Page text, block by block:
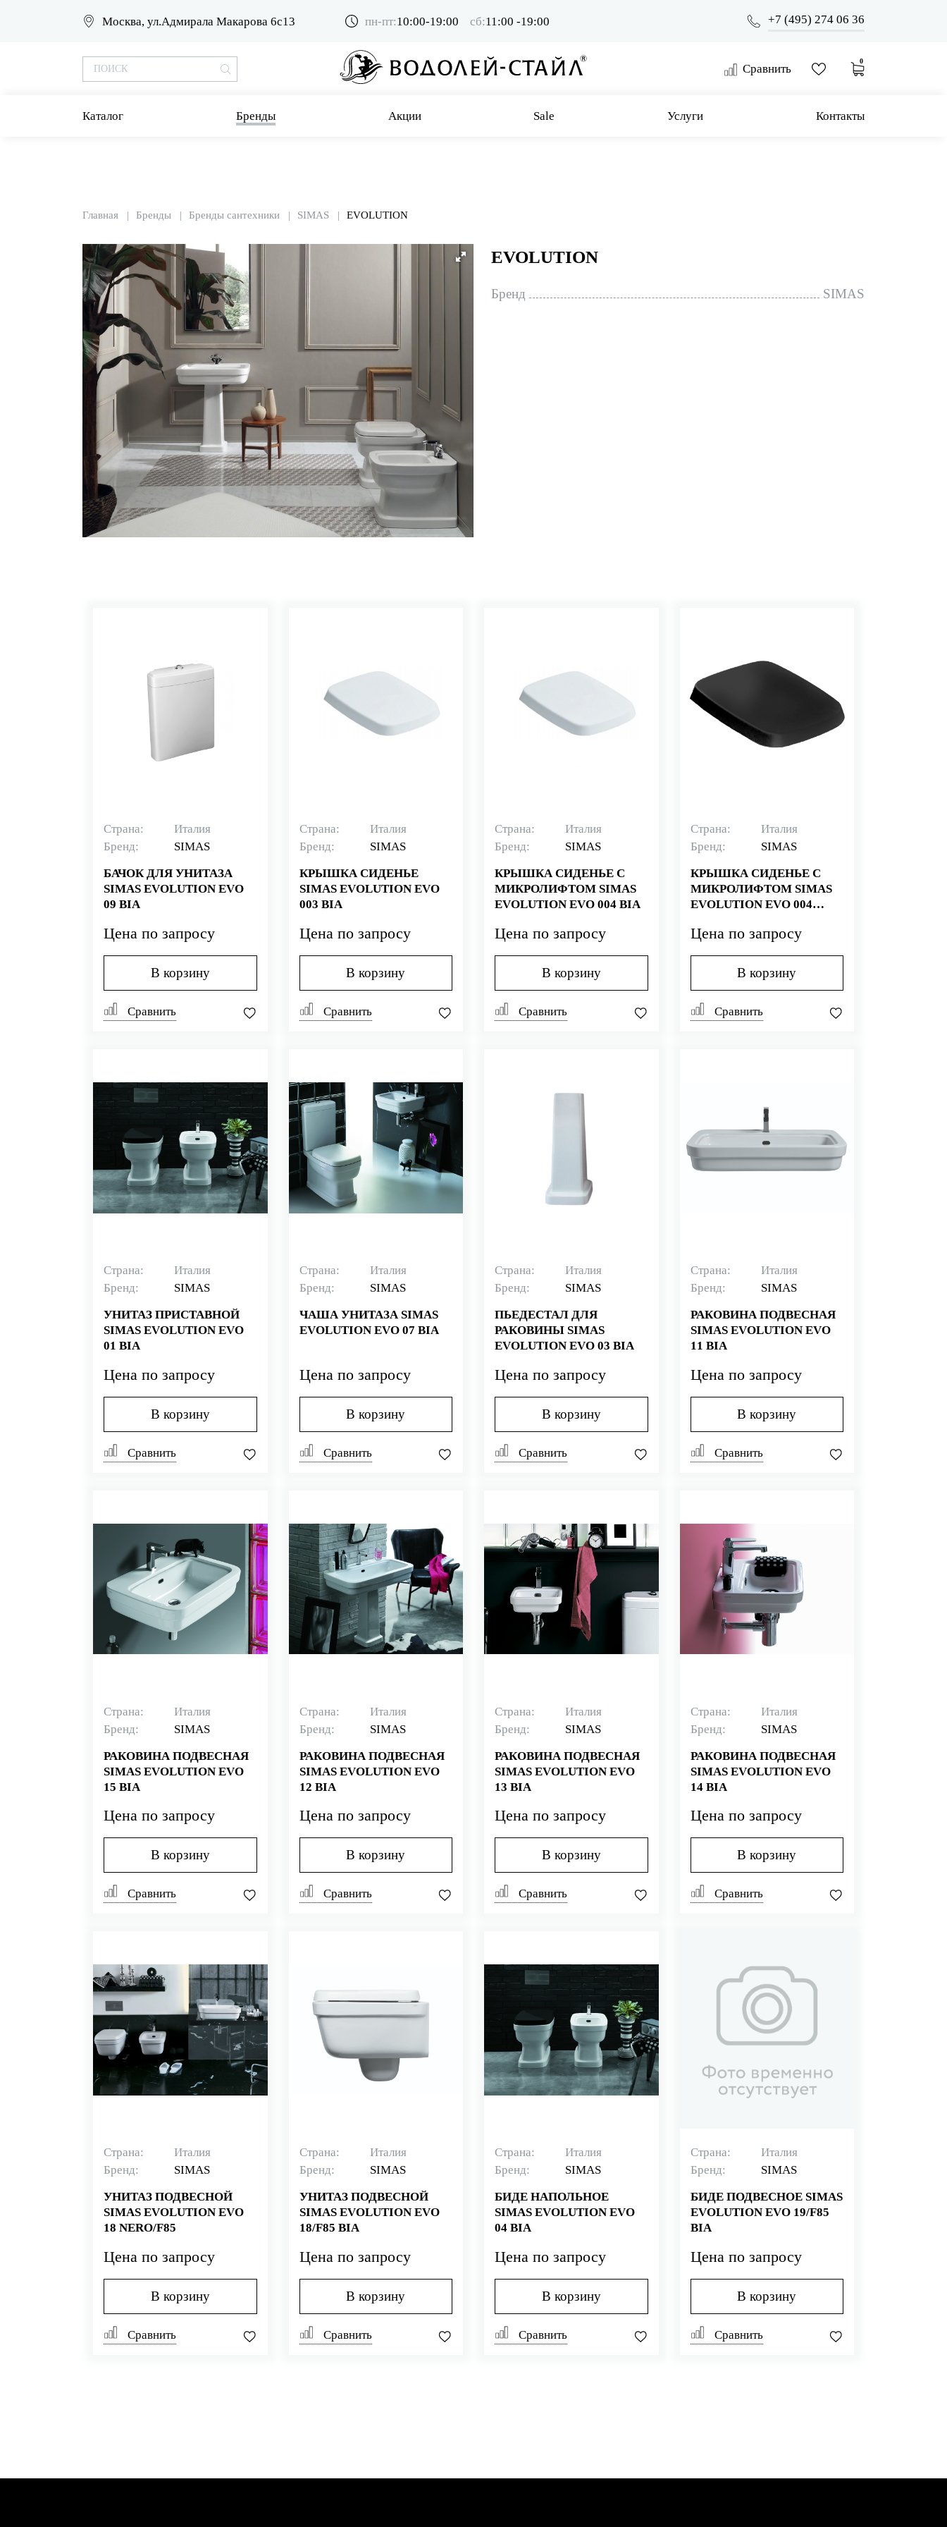
Москва, ул.Адмирала Макарова 6с13 пн-пт:10:00-19:00 сб:11:00 -19:00 +7 (495) 274 06 36
Сравнить
0
Каталог Бренды Акции Sale Услуги Контакты
Главная Бренды Бренды сантехники SIMAS EVOLUTION
EVOLUTION
Бренд SIMAS
Страна:
Италия
Бренд:
SIMAS
БАЧОК ДЛЯ УНИТАЗА
SIMAS EVOLUTION EVO
09 BIA
Цена по запросу
В корзину
Сравнить
Страна:
Италия
Бренд:
SIMAS
КРЫШКА СИДЕНЬЕ
SIMAS EVOLUTION EVO
003 BIA
Цена по запросу
В корзину
Сравнить
Страна:
Италия
Бренд:
SIMAS
КРЫШКА СИДЕНЬЕ С
МИКРОЛИФТОМ SIMAS
EVOLUTION EVO 004 BIA
Цена по запросу
В корзину
Сравнить
Страна:
Италия
Бренд:
SIMAS
КРЫШКА СИДЕНЬЕ С
МИКРОЛИФТОМ SIMAS
EVOLUTION EVO 004
Цена по запросу
В корзину
Сравнить
Страна:
Италия
Бренд:
SIMAS
УНИТАЗ ПРИСТАВНОЙ
SIMAS EVOLUTION EVO
01 BIA
Цена по запросу
В корзину
Сравнить
Страна:
Италия
Бренд:
SIMAS
ЧАША УНИТАЗА SIMAS
EVOLUTION EVO 07 BIA
Цена по запросу
В корзину
Сравнить
Страна:
Италия
Бренд:
SIMAS
ПЬЕДЕСТАЛ ДЛЯ
РАКОВИНЫ SIMAS
EVOLUTION EVO 03 BIA
Цена по запросу
В корзину
Сравнить
Страна:
Италия
Бренд:
SIMAS
РАКОВИНА ПОДВЕСНАЯ
SIMAS EVOLUTION EVO
11 BIA
Цена по запросу
В корзину
Сравнить
Страна:
Италия
Бренд:
SIMAS
РАКОВИНА ПОДВЕСНАЯ
SIMAS EVOLUTION EVO
15 BIA
Цена по запросу
В корзину
Сравнить
Страна:
Италия
Бренд:
SIMAS
РАКОВИНА ПОДВЕСНАЯ
SIMAS EVOLUTION EVO
12 BIA
Цена по запросу
В корзину
Сравнить
Страна:
Италия
Бренд:
SIMAS
РАКОВИНА ПОДВЕСНАЯ
SIMAS EVOLUTION EVO
13 BIA
Цена по запросу
В корзину
Сравнить
Страна:
Италия
Бренд:
SIMAS
РАКОВИНА ПОДВЕСНАЯ
SIMAS EVOLUTION EVO
14 BIA
Цена по запросу
В корзину
Сравнить
Страна:
Италия
Бренд:
SIMAS
УНИТАЗ ПОДВЕСНОЙ
SIMAS EVOLUTION EVO
18 NERO/F85
Цена по запросу
В корзину
Сравнить
Страна:
Италия
Бренд:
SIMAS
УНИТАЗ ПОДВЕСНОЙ
SIMAS EVOLUTION EVO
18/F85 BIA
Цена по запросу
В корзину
Сравнить
Страна:
Италия
Бренд:
SIMAS
БИДЕ НАПОЛЬНОЕ
SIMAS EVOLUTION EVO
04 BIA
Цена по запросу
В корзину
Сравнить
Страна:
Италия
Бренд:
SIMAS
БИДЕ ПОДВЕСНОЕ SIMAS
EVOLUTION EVO 19/F85
BIA
Цена по запросу
В корзину
Сравнить